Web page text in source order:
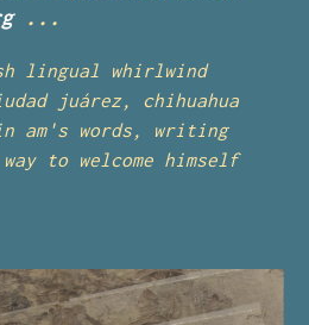
...
lingual whirlwind
juárez, chihuahua
am's words, writing
way to welcome himself